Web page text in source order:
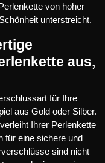
von hoher
unterstreicht.
aus,
für Ihre
aus Gold oder Silber.
Ihrer Perlenkette
für eine sichere und
sind nicht